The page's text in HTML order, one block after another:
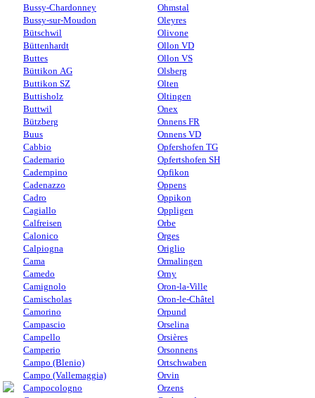
Bussy-Chardonney
Bussy-sur-Moudon
Bütschwil
Büttenhardt
Buttes
Büttikon AG
Buttikon SZ
Buttisholz
Buttwil
Bützberg
Buus
Cabbio
Cademario
Cadempino
Cadenazzo
Cadro
Cagiallo
Calfreisen
Calonico
Calpiogna
Cama
Camedo
Camignolo
Camischolas
Camorino
Campascio
Campello
Camperio
Campo (Blenio)
Campo (Vallemaggia)
Campocologno
Ohmstal
Oleyres
Olivone
Ollon VD
Ollon VS
Olsberg
Olten
Oltingen
Onex
Onnens FR
Onnens VD
Opfershofen TG
Opfertshofen SH
Opfikon
Oppens
Oppikon
Oppligen
Orbe
Orges
Origlio
Ormalingen
Orny
Oron-la-Ville
Oron-le-Châtel
Orpund
Orselina
Orsières
Orsonnens
Ortschwaben
Orvin
Orzens